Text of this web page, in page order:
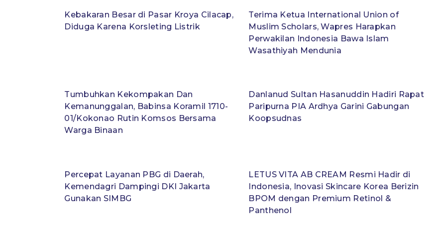
Kebakaran Besar di Pasar Kroya Cilacap,
Diduga Karena Korsleting Listrik
Terima Ketua International Union of
Muslim Scholars, Wapres Harapkan
Perwakilan Indonesia Bawa Islam
Wasathiyah Mendunia
Tumbuhkan Kekompakan Dan
Kemanunggalan, Babinsa Koramil 1710-
01/Kokonao Rutin Komsos Bersama
Warga Binaan
Danlanud Sultan Hasanuddin Hadiri Rapat
Paripurna PIA Ardhya Garini Gabungan
Koopsudnas
Percepat Layanan PBG di Daerah,
Kemendagri Dampingi DKI Jakarta
Gunakan SIMBG
LETUS VITA AB CREAM Resmi Hadir di
Indonesia, Inovasi Skincare Korea Berizin
BPOM dengan Premium Retinol &
Panthenol